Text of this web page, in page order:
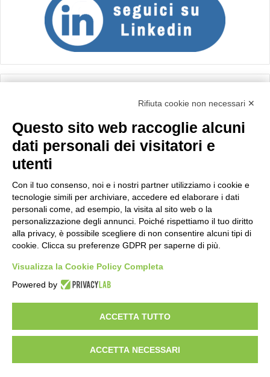
Importo netto (€):
Calcola
Scorporo IVA
Importo lordo (€):
Rifiuta cookie non necessari ✕
Questo sito web raccoglie alcuni
dati personali dei visitatori e
utenti
Con il tuo consenso, noi e i nostri partner utilizziamo i cookie e
tecnologie simili per archiviare, accedere ed elaborare i dati
personali come, ad esempio, la visita al sito web o la
personalizzazione degli annunci. Poiché rispettiamo il tuo diritto
alla privacy, è possibile scegliere di non consentire alcuni tipi di
cookie. Clicca su preferenze GDPR per saperne di più.
Visualizza la Cookie Policy Completa
Powered by
ACCETTA TUTTO
ACCETTA NECESSARI